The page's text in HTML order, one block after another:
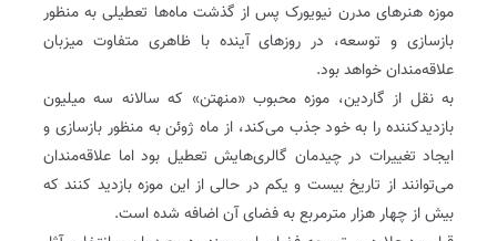
موزه هنرهای مدرن نیویورک پس ‌از گذشت ماه‌ها تعطیلی به منظور
بازسازی و توسعه،‌ در روزهای آینده با ظاهری متفاوت میزبان
علاقه‌مندان خواهد بود.
به نقل از گاردین،‌ موزه محبوب ‌«منهتن»‌ که سالانه سه میلیون
بازدیدکننده را به خود جذب می‌کند،‌ از ماه ژوئن به منظور بازسازی و
ایجاد تغییرات در چیدمان گالری‌هایش تعطیل بود‌‌ اما علاقه‌مندان
می‌توانند از تاریخ بیست و یکم در حالی از این موزه بازدید کنند که
بیش از چهار هزار متر‌مربع به فضای آن اضافه شده است.